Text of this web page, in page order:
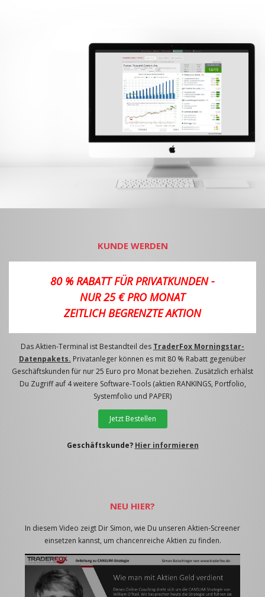
KUNDE WERDEN
80 % RABATT FÜR PRIVATKUNDEN -
NUR 25 € PRO MONAT
ZEITLICH BEGRENZTE AKTION
Das Aktien-Terminal ist Bestandteil des TraderFox Morningstar-
Datenpakets. Privatanleger können es mit 80 % Rabatt gegenüber
Geschäftskunden für nur 25 Euro pro Monat beziehen. Zusätzlich erhälst
Du Zugriff auf 4 weitere Software-Tools (aktien RANKINGS, Portfolio,
Systemfolio und PAPER)
Jetzt Bestellen
Geschäftskunde? Hier informieren
NEU HIER?
In diesem Video zeigt Dir Simon, wie Du unseren Aktien-Screener
einsetzen kannst, um chancenreiche Aktien zu finden.